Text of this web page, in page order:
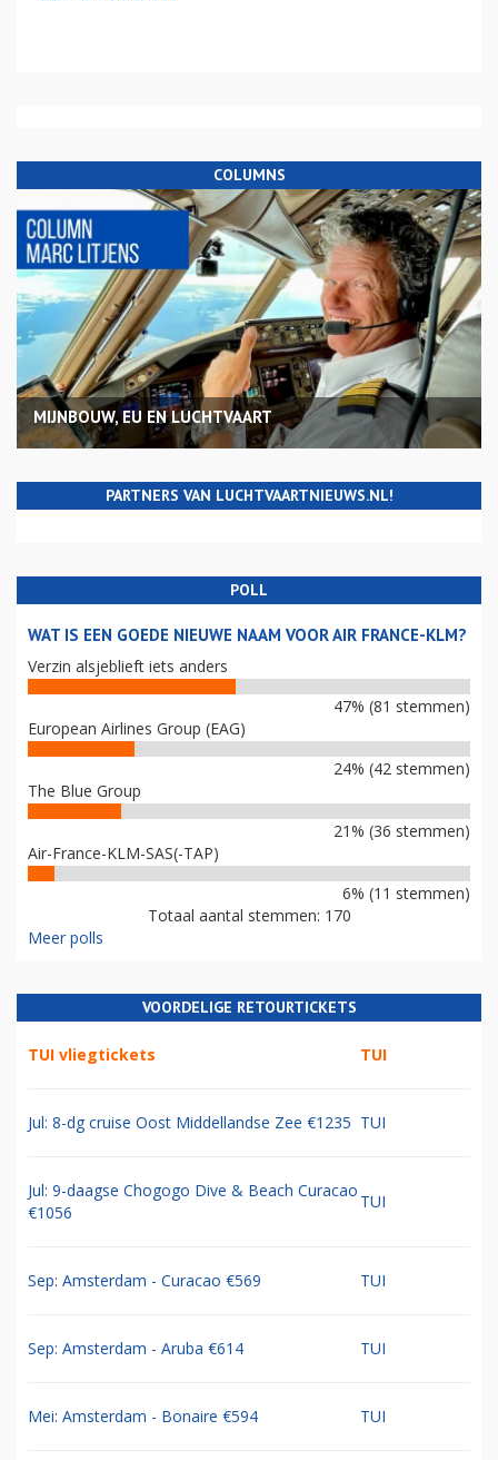
COLUMNS
MIJNBOUW, EU EN LUCHTVAART
PARTNERS VAN LUCHTVAARTNIEUWS.NL!
POLL
WAT IS EEN GOEDE NIEUWE NAAM VOOR AIR FRANCE-KLM?
Verzin alsjeblieft iets anders
47% (81 stemmen)
European Airlines Group (EAG)
24% (42 stemmen)
The Blue Group
21% (36 stemmen)
Air-France-KLM-SAS(-TAP)
6% (11 stemmen)
Totaal aantal stemmen: 170
Meer polls
VOORDELIGE RETOURTICKETS
TUI vliegtickets TUI
Jul: 8-dg cruise Oost Middellandse Zee €1235 TUI
Jul: 9-daagse Chogogo Dive & Beach Curacao
€1056
TUI
Sep: Amsterdam - Curacao €569 TUI
Sep: Amsterdam - Aruba €614 TUI
Mei: Amsterdam - Bonaire €594 TUI